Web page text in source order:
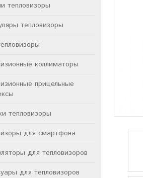
тепловизоры
тепловизоры
коллиматоры
прицельные
тепловизоры
для смартфона
для тепловизоров
для тепловизоров